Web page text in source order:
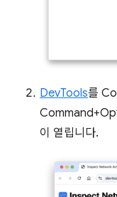
DevTools를
이 열립니다.